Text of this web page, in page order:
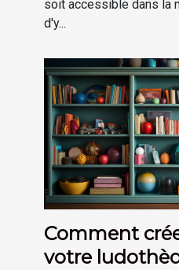
soit accessible dans la
d'y...
Comment
votre